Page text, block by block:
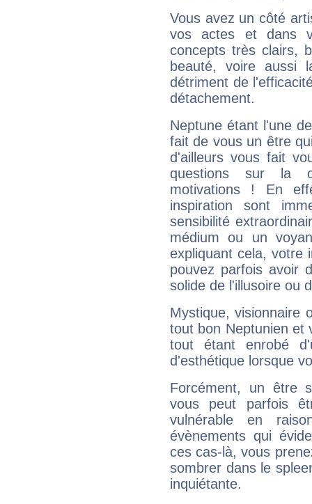
Vous avez un côté
vos actes et dans
concepts très clairs,
beauté, voire aussi
détriment de
détachement.
Neptune étant l'une
fait de vous un être
d'ailleurs vous fait
questions sur la
motivations ! En
inspiration sont
sensibilité
médium ou un
expliquant cela, votre
pouvez parfois avoir
solide de l'illusoire ou
Mystique, visionnaire
tout bon Neptunien et
tout étant enrobé
d'esthétique lorsque
Forcément, un être
vous peut parfois
vulnérable en
évènements qui
ces cas-là, vous
sombrer dans le
inquiétante.